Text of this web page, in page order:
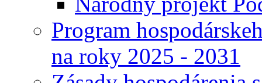
Program
na roky 2025 - 2031